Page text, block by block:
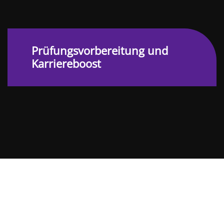
Prüfungsvorbereitung und
Karriereboost